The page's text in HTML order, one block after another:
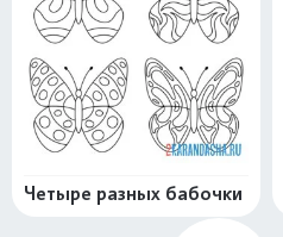
Четыре разных бабочки